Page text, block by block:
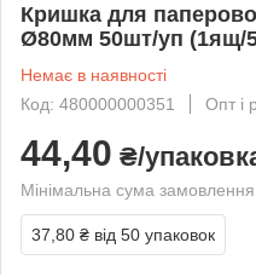
Кришка для
Ø80мм 50шт/уп (1ящ/
Немає в наявності
Код: 480000000351
Опт і
44,40 ₴/
Мінімальна сума
37,80 ₴ від 50 упаковок